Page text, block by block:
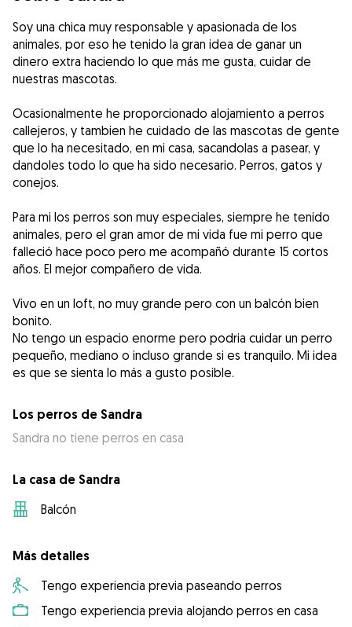
Soy una chica muy responsable y apasionada de los
animales, por eso he tenido la gran idea de ganar un
dinero extra haciendo lo que más me gusta, cuidar de
nuestras mascotas.
Ocasionalmente he proporcionado alojamiento a perros
callejeros, y tambien he cuidado de las mascotas de gente
que lo ha necesitado, en mi casa, sacandolas a pasear, y
dandoles todo lo que ha sido necesario. Perros, gatos y
conejos.
Para mi los perros son muy especiales, siempre he tenido
animales, pero el gran amor de mi vida fue mi perro que
falleció hace poco pero me acompañó durante 15 cortos
años. El mejor compañero de vida.
Vivo en un loft, no muy grande pero con un balcón bien
bonito.
No tengo un espacio enorme pero podria cuidar un perro
pequeño, mediano o incluso grande si es tranquilo. Mi idea
es que se sienta lo más a gusto posible.
Los perros de Sandra
Sandra no tiene perros en casa
La casa de Sandra
Balcón
Más detalles
Tengo experiencia previa paseando perros
Tengo experiencia previa alojando perros en casa